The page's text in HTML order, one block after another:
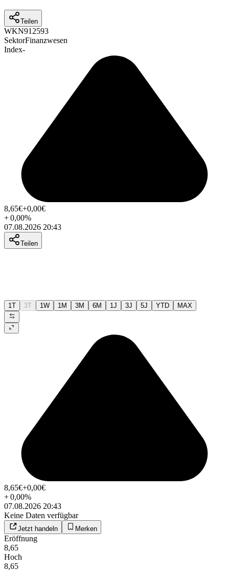
Teilen
WKN912593
SektorFinanzwesen
Index-
8,65€+0,00€
+0,00%
07.08.2026 20:43
Teilen
1T 3T 1W 1M 3M 6M 1J 3J 5J YTD MAX
8,65€+0,00€
+0,00%
07.08.2026 20:43
Keine Daten verfügbar
Jetzt handeln Merken
Eröffnung
8,65
Hoch
8,65